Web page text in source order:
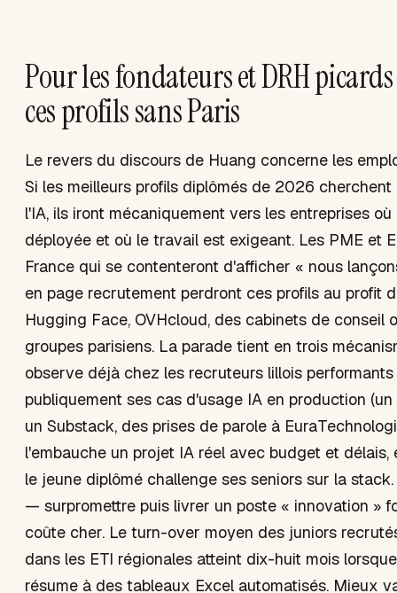
Pour les fondateurs et DRH
ces profils sans Paris
Le revers du discours de Huang concerne les
Si les meilleurs profils diplômés de 2026
l'IA, ils iront mécaniquement vers les entreprises
déployée et où le travail est exigeant. Les PME et
France qui se contenteront d'afficher « nous
en page recrutement perdront ces profils au profit
Hugging Face, OVHcloud, des cabinets de conseil
groupes parisiens. La parade tient en trois
observe déjà chez les recruteurs lillois
publiquement ses cas d'usage IA en production
un Substack, des prises de parole à
l'embauche un projet IA réel avec budget et
le jeune diplômé challenge ses seniors sur la
— surpromettre puis livrer un poste « innovation »
coûte cher. Le turn-over moyen des juniors
dans les ETI régionales atteint dix-huit mois
résume à des tableaux Excel automatisés. Mieux